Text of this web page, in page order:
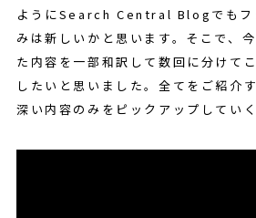
ようにSearch Central Blogでもフ
みは新しいかと思います。そこで、
た内容を一部和訳して数回に分けて
したいと思いました。全てをご紹介
深い内容のみをピックアップしていく